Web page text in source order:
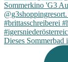
Dieses Sommerbad